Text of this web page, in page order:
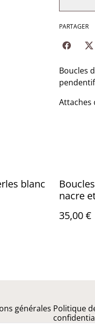
PARTAGER
Boucles
Attaches
blanc
nacre
35,00 €
générales Politique